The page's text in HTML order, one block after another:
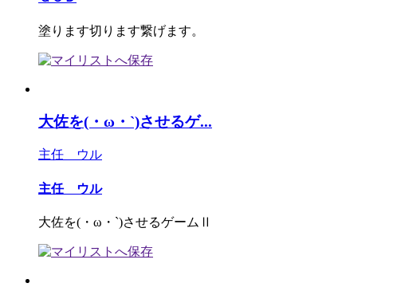
塗ります切ります繋げます。
大佐を(・ω・`)させるゲ...
主任 ウル
主任 ウル
大佐を(・ω・`)させるゲームⅡ